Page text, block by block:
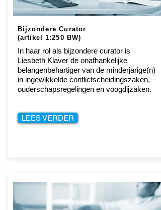
Bijzondere Curator
(artikel 1:250 BW)
In haar rol als bijzondere curator is
Liesbeth Klaver de onafhankelijke
belangenbehartiger van de minderjarige(n)
in ingewikkelde conflictscheidingszaken,
ouderschapsregelingen en voogdijzaken.
LEES VERDER